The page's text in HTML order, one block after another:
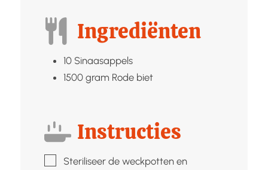
Ingrediënten
10 Sinaasappels
1500 gram Rode biet
Instructies
▢Steriliseer de weckpotten en